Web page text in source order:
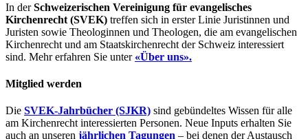
In derSchweizerischen Vereinigung für evangelisches
Kirchenrecht (SVEK) treffen sich in erster Linie Juristinnen und
Juristen sowie Theologinnen und Theologen, die am evangelischen
Kirchenrecht und am Staatskirchenrecht der Schweiz interessiert
sind. Mehr erfahren Sie unter «Über uns».
Mitglied werden
Die SVEK-Jahrbücher (SJKR) sind gebündeltes Wissen für alle
am Kirchenrecht interessierten Personen. Neue Inputs erhalten Sie
auch an unseren jährlichen Tagungen – bei denen der Austausch